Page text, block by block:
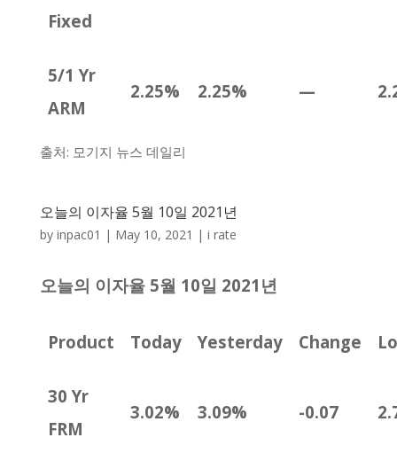
Fixed
5/1 Yr
ARM
2.25% 2.25% —
출처: 모기지 뉴스 데일리
오늘의 이자율 5월 10일 2021년
by inpac01 | May 10, 2021 | i rate
오늘의 이자율 5월 10일 2021년
Product Today Yesterday Change
30 Yr
FRM
3.02% 3.09% -0.07